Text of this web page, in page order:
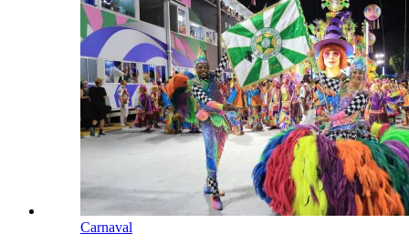
Carnaval